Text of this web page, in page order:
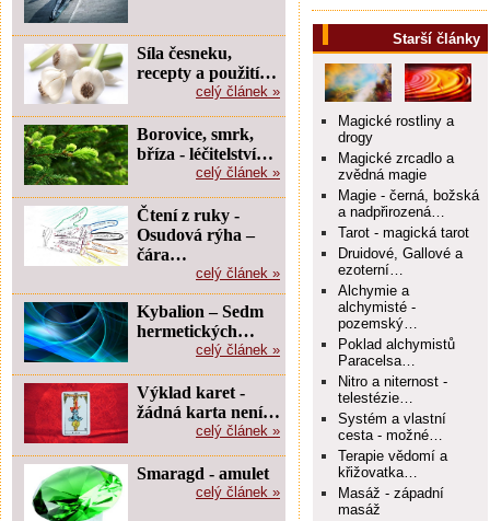
Starší články
Magické rostliny a
drogy
Magické zrcadlo a
zvědná magie
Magie - černá, božská
a nadpřirozená…
Tarot - magická tarot
Druidové, Gallové a
ezoterní…
Alchymie a
alchymisté -
pozemský…
Poklad alchymistů
Paracelsa…
Nitro a niternost -
telestézie…
Systém a vlastní
cesta - možné…
Terapie vědomí a
křižovatka…
Masáž - západní
masáž
Síla česneku,
recepty a použití…
celý článek »
Borovice, smrk,
bříza - léčitelství…
celý článek »
Čtení z ruky -
Osudová rýha –
čára…
celý článek »
Kybalion – Sedm
hermetických…
celý článek »
Výklad karet -
žádná karta není…
celý článek »
Smaragd - amulet
celý článek »